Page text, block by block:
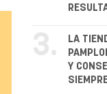
3.
LA
Y